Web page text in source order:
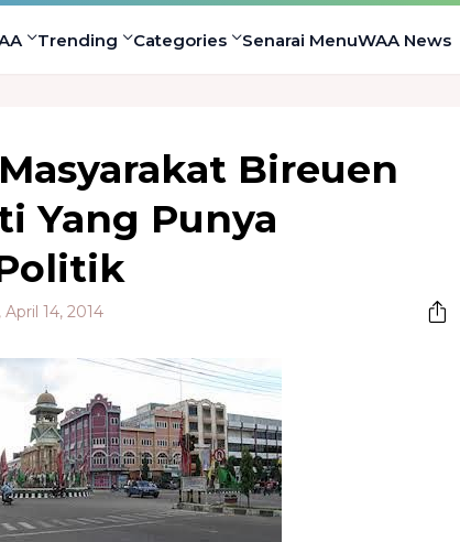
Trending Categories Senarai MenuWAA News
Bireuen
Yang Punya
14, 2014